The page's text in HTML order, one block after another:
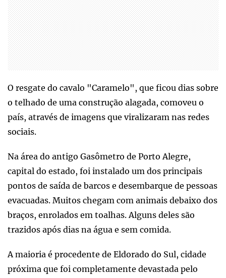
O resgate do cavalo "Caramelo", que ficou dias sobre
o telhado de uma construção alagada, comoveu o
país, através de imagens que viralizaram nas redes
sociais.
Na área do antigo Gasômetro de Porto Alegre,
capital do estado, foi instalado um dos principais
pontos de saída de barcos e desembarque de pessoas
evacuadas. Muitos chegam com animais debaixo dos
braços, enrolados em toalhas. Alguns deles são
trazidos após dias na água e sem comida.
A maioria é procedente de Eldorado do Sul, cidade
próxima que foi completamente devastada pelo